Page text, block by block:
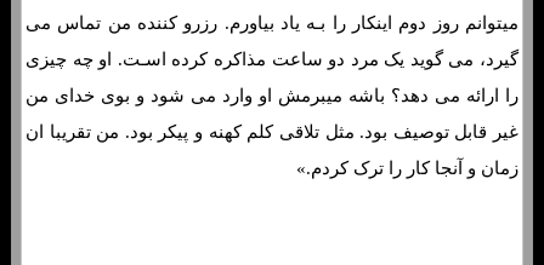
میتوانم روز دوم اینکار را بـه یاد بیاورم. رزرو کننده من تماس می
گیرد، می گوید یک مرد دو ساعت مذاکره کرده اسـت. او چه چیزی
را ارائه می دهد؟ باشه میبرمش او وارد می شود و بوی خدای من
غیر قابل توصیف بود. مثل تلاقی کلم کهنه و پيکر بود. من تقریبا ان
زمان و آنجا کار را ترک کردم.»